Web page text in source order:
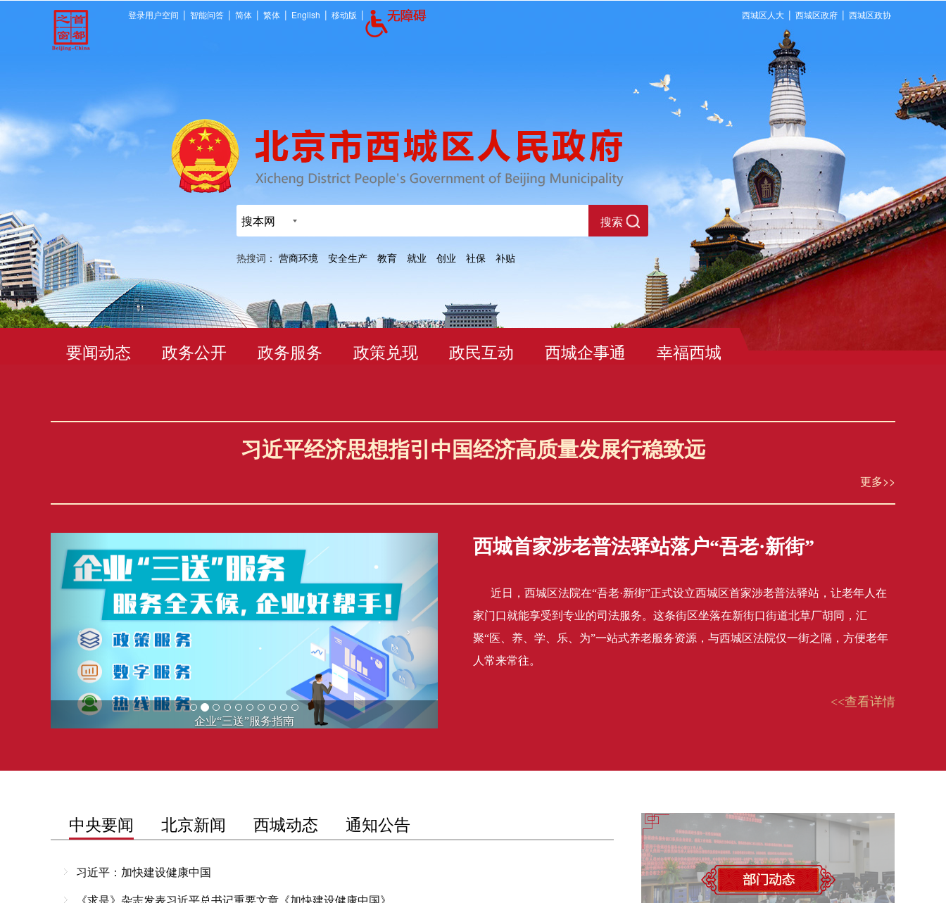
登录用户空间 | 智能问答 | 简体 | 繁体 | English | 移动版 | 西城区人大 | 西城区政府 | 西城区政协
搜本网
热搜词： 营商环境 安全生产 教育 就业 创业 社保 补贴
要闻动态 政务公开 政务服务 政策兑现 政民互动 西城企事通 幸福西城
习近平经济思想指引中国经济高质量发展行稳致远
更多>>
企业“三送”服务指南
‹ ›
西城首家涉老普法驿站落户“吾老·新街”
近日，西城区法院在“吾老·新街”正式设立西城区首家涉老普法驿站，让老年人在
家门口就能享受到专业的司法服务。这条街区坐落在新街口街道北草厂胡同，汇
聚“医、养、学、乐、为”一站式养老服务资源，与西城区法院仅一街之隔，方便老年
人常来常往。
<<查看详情
中央要闻 北京新闻 西城动态 通知公告
习近平：加快建设健康中国
《求是》杂志发表习近平总书记重要文章《加快建设健康中国》